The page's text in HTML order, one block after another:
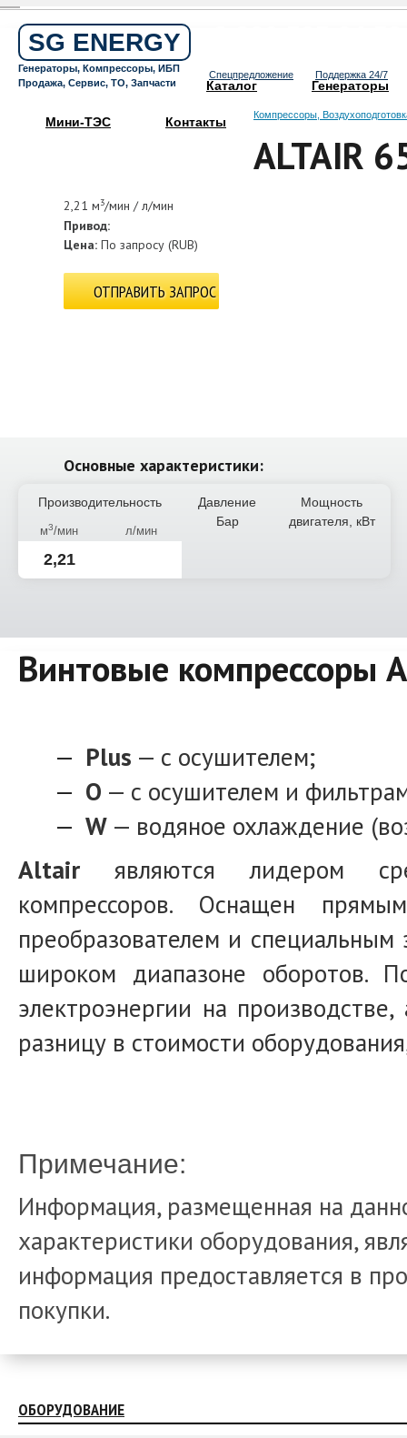
SG ENERGY
Генераторы, Компрессоры, ИБП
Продажа, Сервис, ТО, Запчасти
Спецпредложение
Поддержка 24/7
Каталог Генераторы
Мини-ТЭС Контакты Компрессоры,
ALTAIR
2,21 м3/мин / л/мин
Привод:
Цена: По запросу (RUB)
ОТПРАВИТЬ ЗАПРОС
Основные характеристики:
Производительность
Давление
Бар
Мощность
двигателя, кВт
м3/мин л/мин
2,21
Винтовые компрессоры
Plus — с осушителем;
O — с осушителем и
W — водяное охлаждение
Altair являются лидером
компрессоров. Оснащен
преобразователем и
широком диапазоне оборотов.
электроэнергии на
разницу в стоимости
Примечание:
Информация, размещенная на
характеристики оборудования,
информация предоставляется в
покупки.
ОБОРУДОВАНИЕ